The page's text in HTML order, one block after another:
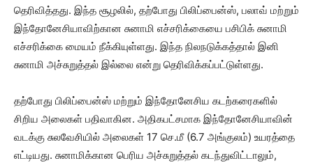
தெரிவித்தது. இந்த சூழலில், தற்போது பிலிப்பைன்ஸ், பலாவ் மற்றும்
இந்தோனேசியாவிற்கான சுனாமி எச்சரிக்கையை பசிபிக் சுனாமி
எச்சரிக்கை மையம் நீக்கியுள்ளது. இந்த நிலநடுக்கத்தால் இனி
சுனாமி அச்சுறுத்தல் இல்லை என்று தெரிவிக்கப்பட்டுள்ளது.
தற்போது பிலிப்பைன்ஸ் மற்றும் இந்தோனேசிய கடற்கரைகளில்
சிறிய அலைகள் பதிவாகின. அதிகபட்சமாக இந்தோனேசியாவின்
வடக்கு சுலவேசியில் அலைகள் 17 செ.மீ (6.7 அங்குலம்) உயரத்தை
எட்டியது. சுனாமிக்கான பெரிய அச்சுறுத்தல் கடந்துவிட்டாலும்,